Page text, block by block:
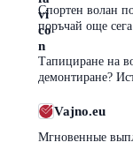
Спортен волан
поръчай още сега
Тапициране на
демонтиране?
Vajno.eu
Мгновенные